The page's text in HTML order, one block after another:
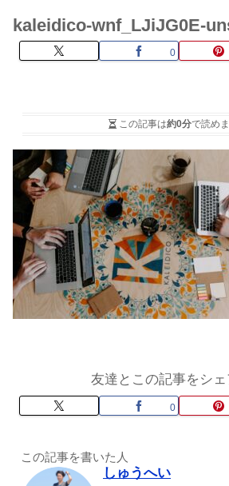
kaleidico-wnf_LJiJG0E-
0
この記事は約0分で読めま
友達とこの記事をシェ
0
この記事を書いた人
しゅうへい